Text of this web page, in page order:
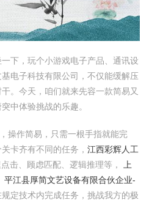
下，玩个小游戏电子产品、通讯设
电子科技有限公司，不仅能缓解压
。今天，咱们就来先容一款简易又
中体验挑战的乐趣。
操作简易，只需一根手指就能完
卡齐有不同的任务， 江西彩辉人工
击、顾虑匹配、逻辑推理等，
上
平江县厚简文艺设备有限合伙企业-
定技术内完成任务，挑战我方的极